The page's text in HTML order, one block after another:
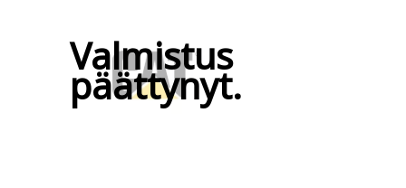
Valmistus
päättynyt.